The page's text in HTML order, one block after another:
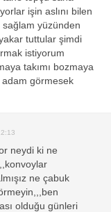
işin aslını bilen
yüzünden
tuttular şimdi
istiyorum
takımı bozmaya
görmesek
neydi ki ne
ne çabuk
olduğu günleri